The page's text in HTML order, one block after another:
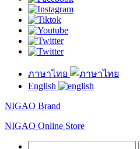
ภาษาไทย
English
NIGAO Brand
NIGAO Online Store